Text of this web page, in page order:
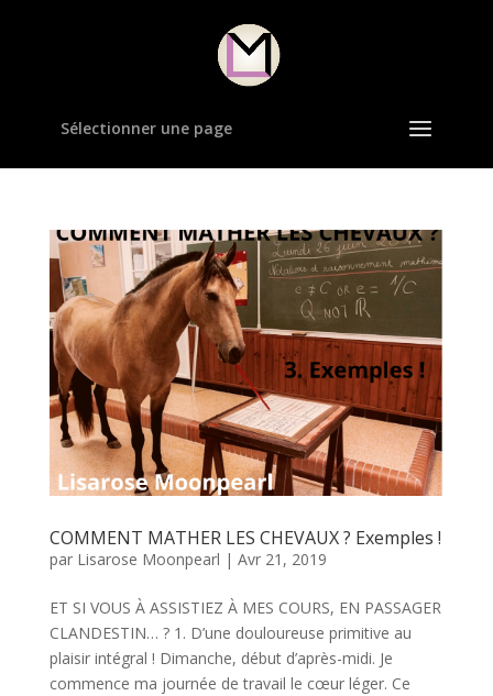
Sélectionner une page
COMMENT MATHER LES CHEVAUX ? Exemples !
par Lisarose Moonpearl | Avr 21, 2019
ET SI VOUS À ASSISTIEZ À MES COURS, EN PASSAGER
CLANDESTIN… ? 1. D’une douloureuse primitive au
plaisir intégral ! Dimanche, début d’après-midi. Je
commence ma journée de travail le cœur léger. Ce